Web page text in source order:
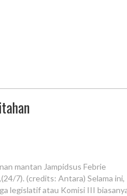
mantan Jampidsus Febrie
7). (credits: Antara) Selama ini,
legislatif atau Komisi III